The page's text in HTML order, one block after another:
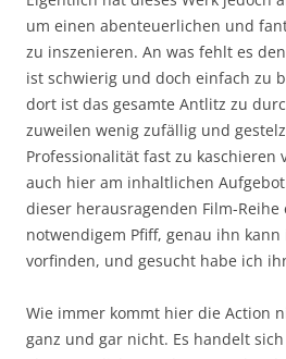
um einen abenteuerlichen und
zu inszenieren. An was fehlt es
ist schwierig und doch einfach zu
dort ist das gesamte Antlitz zu
zuweilen wenig zufällig und
Professionalität fast zu kaschieren
auch hier am inhaltlichen
dieser herausragenden Film-Reihe
notwendigem Pfiff, genau ihn
vorfinden, und gesucht habe ich
Wie immer kommt hier die Action
ganz und gar nicht. Es handelt